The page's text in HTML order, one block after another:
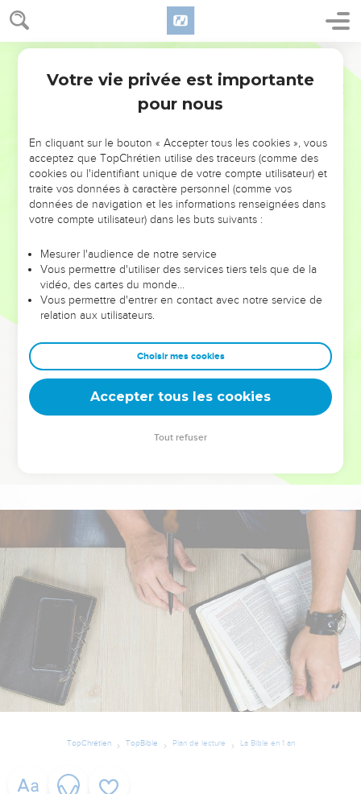
NE MANQUEZ PAS L’ÉVÉNEMENT
DE L’ANNÉE !
ET SI LEURS ERREURS POUVAIENT VOUS ÉVITER LES
VOTRES ?
leur foi ou leur vision. Mais on voit moins les doutes, les erreurs
et les saisons difficiles qu'ils ont traversés, alors même que ce
sont elles qui les ont façonnés.
Dans cette conférence, leaders, entrepreneurs, et responsables
clés pour avancer avec plus de sagesse afin que leurs erreurs
deviennent vos tremplins. Que vous guidiez un ministère, une
équipe, un groupe ou une famille, leur expérience est faite
TopChrétien TopBible Plan de lecture La Bible en 1 an
Votre vie privée est importante
pour nous
En cliquant sur le bouton « Accepter tous les cookies », vous
acceptez que TopChrétien utilise des traceurs (comme des
cookies ou l'identifiant unique de votre compte utilisateur) et
traite vos données à caractère personnel (comme vos
données de navigation et les informations renseignées dans
votre compte utilisateur) dans les buts suivants :
Mesurer l'audience de notre service
Vous permettre d'utiliser des services tiers tels que de la
vidéo, des cartes du monde…
Vous permettre d'entrer en contact avec notre service de
relation aux utilisateurs.
Choisir mes cookies
Accepter tous les cookies
Tout refuser